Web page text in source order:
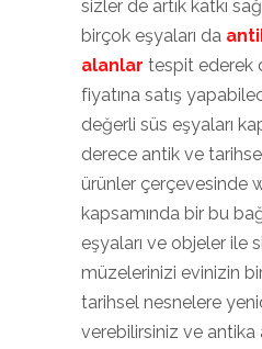
sizler de artık katkı
birçok eşyaları da
alanlar tespit ederek
fiyatına satış
değerli süs eşyaları
derece antik ve
ürünler çerçevesinde
kapsamında bir bu
eşyaları ve objeler ile
müzelerinizi evinizin
tarihsel nesnelere
verebilirsiniz ve